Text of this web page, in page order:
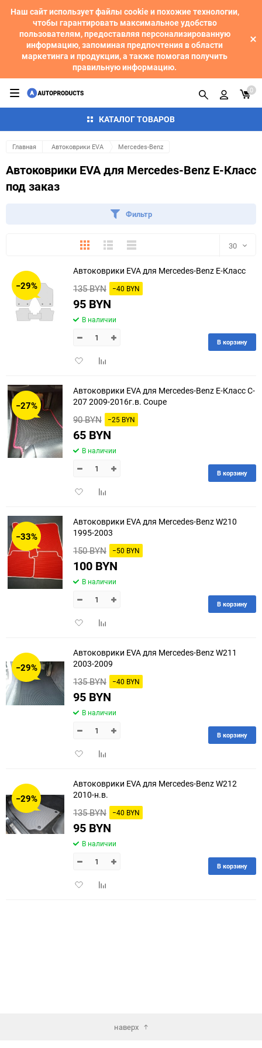
Наш сайт использует файлы cookie и похожие технологии,
чтобы гарантировать максимальное удобство
пользователям, предоставляя персонализированную
информацию, запоминая предпочтения в области
маркетинга и продукции, а также помогая получить
правильную информацию.
КАТАЛОГ ТОВАРОВ
0
Главная Автоковрики EVA Mercedes-Benz
Автоковрики EVA для Mercedes-Benz E-Класс
под заказ
Фильтр
ПлиткаПодробноКомпактно 30
30
150
−29%
Автоковрики EVA для Mercedes-Benz E-Класс
135 BYN −40 BYN
95 BYN
В наличии
ДобавитьДобавить
В корзину
−27%
Автоковрики EVA для Mercedes-Benz E-Класс C-
207 2009-2016г.в. Coupe
90 BYN −25 BYN
65 BYN
В наличии
ДобавитьДобавить
В корзину
−33%
Автоковрики EVA для Mercedes-Benz W210
1995-2003
150 BYN −50 BYN
100 BYN
В наличии
ДобавитьДобавить
В корзину
−29%
Автоковрики EVA для Mercedes-Benz W211
2003-2009
135 BYN −40 BYN
95 BYN
В наличии
ДобавитьДобавить
В корзину
−29%
Автоковрики EVA для Mercedes-Benz W212
2010-н.в.
135 BYN −40 BYN
95 BYN
В наличии
ДобавитьДобавить
В корзину
наверх